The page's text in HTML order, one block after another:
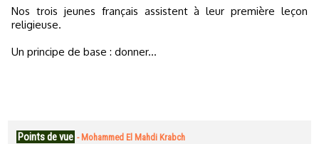
Nos trois jeunes français assistent à leur première leçon
religieuse.
Un principe de base : donner...
Points de vue - Mohammed El Mahdi Krabch